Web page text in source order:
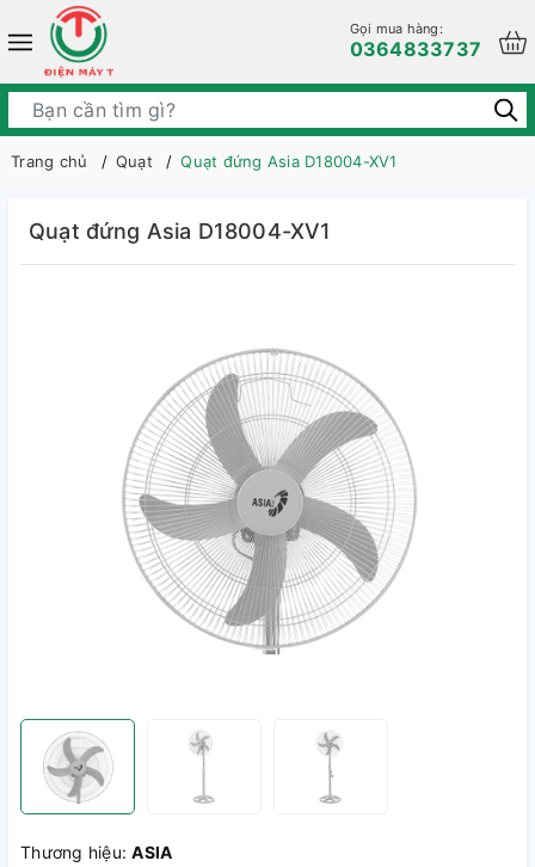
Gọi mua hàng:
0364833737
Trang chủ Quạt Quạt đứng Asia D18004-XV1
Quạt đứng Asia D18004-XV1
Thương hiệu:ASIA